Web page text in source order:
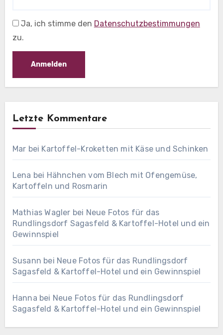
Ja, ich stimme den Datenschutzbestimmungen
zu.
Letzte Kommentare
Mar bei Kartoffel-Kroketten mit Käse und Schinken
Lena bei Hähnchen vom Blech mit Ofengemüse,
Kartoffeln und Rosmarin
Mathias Wagler bei Neue Fotos für das
Rundlingsdorf Sagasfeld & Kartoffel-Hotel und ein
Gewinnspiel
Susann bei Neue Fotos für das Rundlingsdorf
Sagasfeld & Kartoffel-Hotel und ein Gewinnspiel
Hanna bei Neue Fotos für das Rundlingsdorf
Sagasfeld & Kartoffel-Hotel und ein Gewinnspiel